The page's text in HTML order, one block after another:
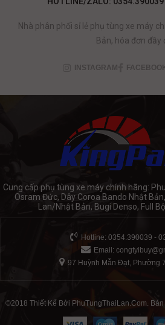
Nhà phân phối sỉ lẻ phụ tùng xe máy
Bản, hóa đơn đầy
INSTAGRAM
Cung cấp phụ tùng xe máy chính hãng:
Osram Đức, Dây Coroa Bando Nhật
Lan/Nhật Bản, Bugi Denso, Full
Hotline: 0354.390039 -
Email:
97 Huỳnh Mẫn Đạt, Phường
©2018 Thiết Kế Bởi PhuTungThaiLan.Com.